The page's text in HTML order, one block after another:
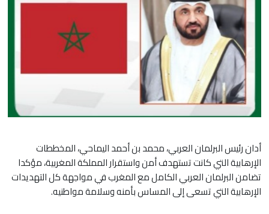
أدان رئيس البرلمان العربي، محمد بن أحمد اليماحي، المخططات
الإرهابية التي كانت تستهدف أمن واستقرار المملكة المغربية، مؤكدا
تضامن البرلمان العربي الكامل مع المغرب في مواجهة كل التهديدات
الإرهابية التي تسعى إلى المساس بأمنه وسلامة مواطنيه.